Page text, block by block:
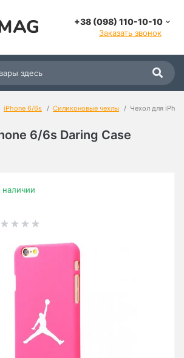
+38 (098) 110-10-10
Заказать звонок
iPhone 6/6s Силиконовые чехлы Чехол для
6/6s Daring Case
наличии